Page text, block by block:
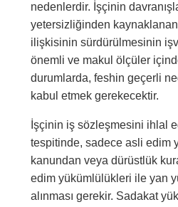
nedenlerdir. İşçinin
yetersizliğinden
ilişkisinin sürdürülmesinin
önemli ve makul ölçüler
durumlarda, feshin geçerli
kabul etmek gerekecektir.
İşçinin iş sözleşmesini ihlal
tespitinde, sadece asli edim
kanundan veya dürüstlük
edim yükümlülükleri ile yan
alınması gerekir. Sadakat